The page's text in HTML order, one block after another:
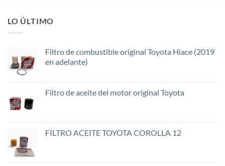
LO ÚLTIMO
Filtro de combustible original Toyota Hiace (2019
en adelante)
Filtro de aceite del motor original Toyota
FILTRO ACEITE TOYOTA COROLLA 12